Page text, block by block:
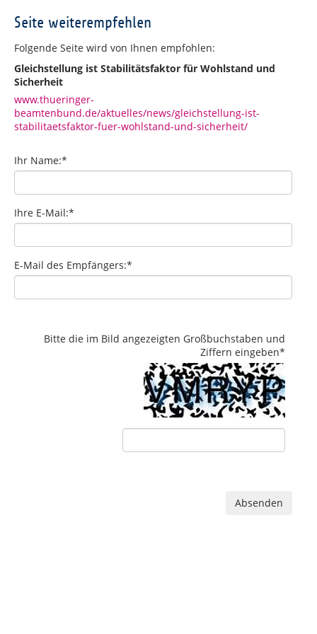
Seite weiterempfehlen
Folgende Seite wird von Ihnen empfohlen:
Gleichstellung ist Stabilitätsfaktor für Wohlstand und
Sicherheit
www.thueringer-
beamtenbund.de/aktuelles/news/gleichstellung-ist-
stabilitaetsfaktor-fuer-wohlstand-und-sicherheit/
Ihr Name:*
Ihre E-Mail:*
E-Mail des Empfängers:*
Bitte die im Bild angezeigten Großbuchstaben und
Ziffern eingeben*
Absenden